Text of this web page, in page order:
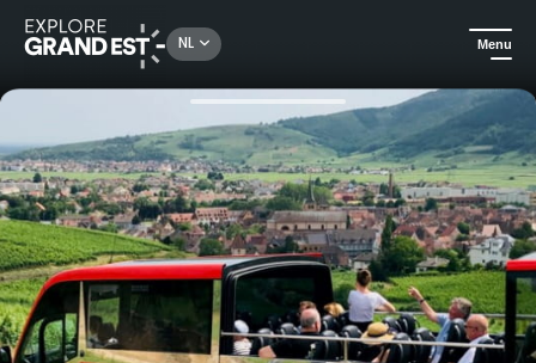
NL Menu
Kijk je ogen uit in de Grand Est Micro-avontuur "Vignes et vin en liberté" met vertrek vanuit Colmar in Kut'zig!